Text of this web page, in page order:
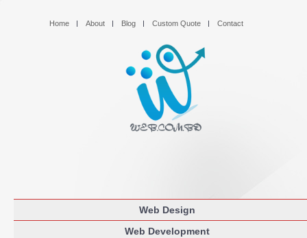
Home About Blog Custom Quote Contact
Web Design
Web Development